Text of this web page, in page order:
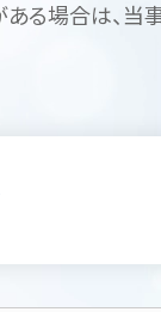
る場合は、当